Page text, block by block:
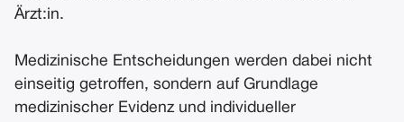
Ärzt:in.
Medizinische Entscheidungen werden dabei nicht
einseitig getroffen, sondern auf Grundlage
medizinischer Evidenz und individueller